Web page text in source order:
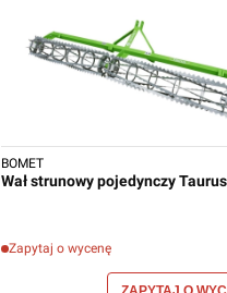
Wał strunowy pojedynczy
Zapytaj o wycenę
BOMET